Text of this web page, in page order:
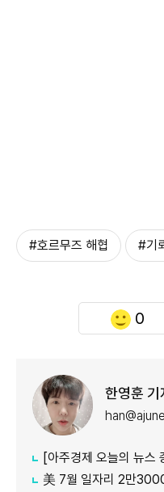
#호르무즈 해협 #기
0
한영훈 기
[아주경제 오늘의 뉴스 종합] 이 대통령,
美 7월 일자리 2만3000개